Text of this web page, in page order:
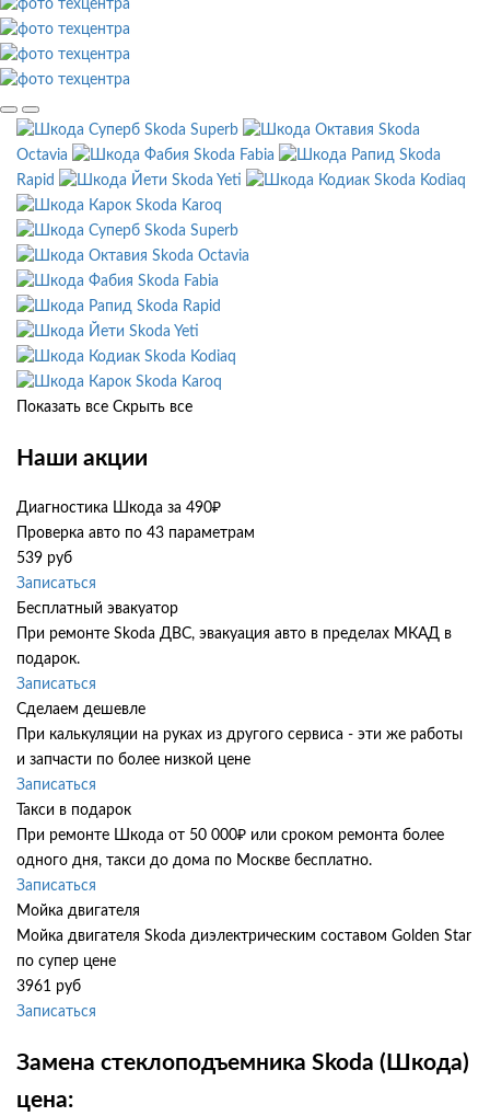
Skoda Superb
Skoda
Octavia
Skoda Fabia
Skoda
Rapid
Skoda Yeti
Skoda Kodiaq
Skoda Karoq
Skoda Superb
Skoda Octavia
Skoda Fabia
Skoda Rapid
Skoda Yeti
Skoda Kodiaq
Skoda Karoq
Показать все Скрыть все
Наши акции
Диагностика Шкода за 490₽
Проверка авто по 43 параметрам
539 руб
Записаться
Бесплатный эвакуатор
При ремонте Skoda ДВС, эвакуация авто в пределах МКАД в
подарок.
Записаться
Сделаем дешевле
При калькуляции на руках из другого сервиса - эти же работы
и запчасти по более низкой цене
Записаться
Такси в подарок
При ремонте Шкода от 50 000₽ или сроком ремонта более
одного дня, такси до дома по Москве бесплатно.
Записаться
Мойка двигателя
Мойка двигателя Skoda диэлектрическим составом Golden Star
по супер цене
3961 руб
Записаться
Замена стеклоподъемника Skoda (Шкода)
цена: